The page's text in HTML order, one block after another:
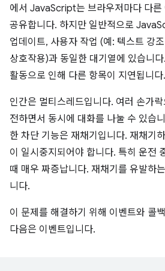
에서 JavaScript는 브라우저마다 다른
공유합니다. 하지만 일반적으로
업데이트, 사용자 작업 (예: 텍스트 강
상호작용)과 동일한 대기열에 있습니
활동으로 인해 다른 항목이 지연됩니다.
인간은 멀티스레드입니다. 여러 손가
전하면서 동시에 대화를 나눌 수 있습
한 차단 기능은 재채기입니다. 재채기
이 일시중지되어야 합니다. 특히 운전
때 매우 짜증납니다. 재채기를 유발하
니다.
이 문제를 해결하기 위해 이벤트와 콜
다음은 이벤트입니다.